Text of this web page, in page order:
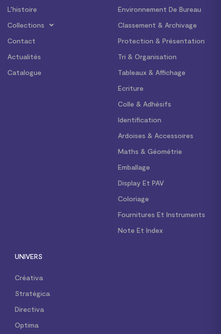
L’histoire
Collections
Contact
Actualités
Catalogue
Environnement De Bureau
Classement & Archivage
Protection & Présentation
Tri & Organisation
Tableaux & Affichage
Ecriture
Colle & Adhésifs
Identification
Ardoises & Accessoires
Maths & Géométrie
Emballage
Display Et PAV
Coloriage
Fournitures Et Instruments
Note Et Index
UNIVERS
Créativa
Stratégica
Directiva
Optima